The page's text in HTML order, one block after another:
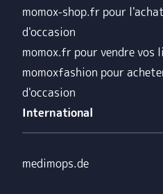
momox-shop.fr pour
d'occasion
momox.fr pour vendre vos
momoxfashion pour
d'occasion
International
medimops.de